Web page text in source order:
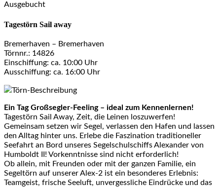
Ausgebucht
Tagestörn Sail away
Bremerhaven – Bremerhaven
Törnnr.: 14826
Einschiffung: ca. 10:00 Uhr
Ausschiffung: ca. 16:00 Uhr
Törn-Beschreibung
Ein Tag Großsegler-Feeling – ideal zum Kennenlernen!
Tagestörn Sail Away, Zeit, die Leinen loszuwerfen!
Gemeinsam setzen wir Segel, verlassen den Hafen und lassen
den Alltag hinter uns. Erlebe die Faszination traditioneller
Seefahrt an Bord unseres Segelschulschiffs Alexander von
Humboldt II! Vorkenntnisse sind nicht erforderlich!
Ob allein, mit Freunden oder mit der ganzen Familie, ein
Segeltörn auf unserer Alex-2 ist ein besonderes Erlebnis:
Teamgeist, frische Seeluft, unvergessliche Eindrücke und das